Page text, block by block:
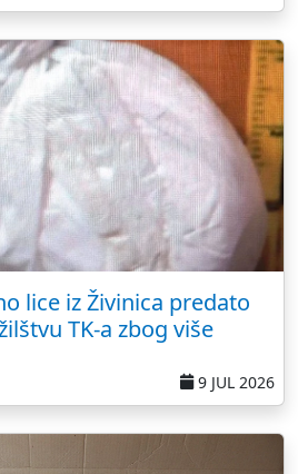
lice iz Živinica predato
TK-a zbog više
9 JUL 2026